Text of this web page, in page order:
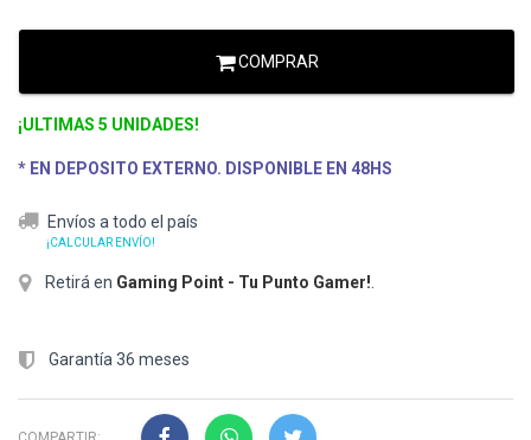
COMPRAR
¡ULTIMAS 5 UNIDADES!
* EN DEPOSITO EXTERNO. DISPONIBLE EN 48HS
Envíos a todo el país
¡CALCULAR ENVÍO!
Retirá en Gaming Point - Tu Punto Gamer!
Garantía 36 meses